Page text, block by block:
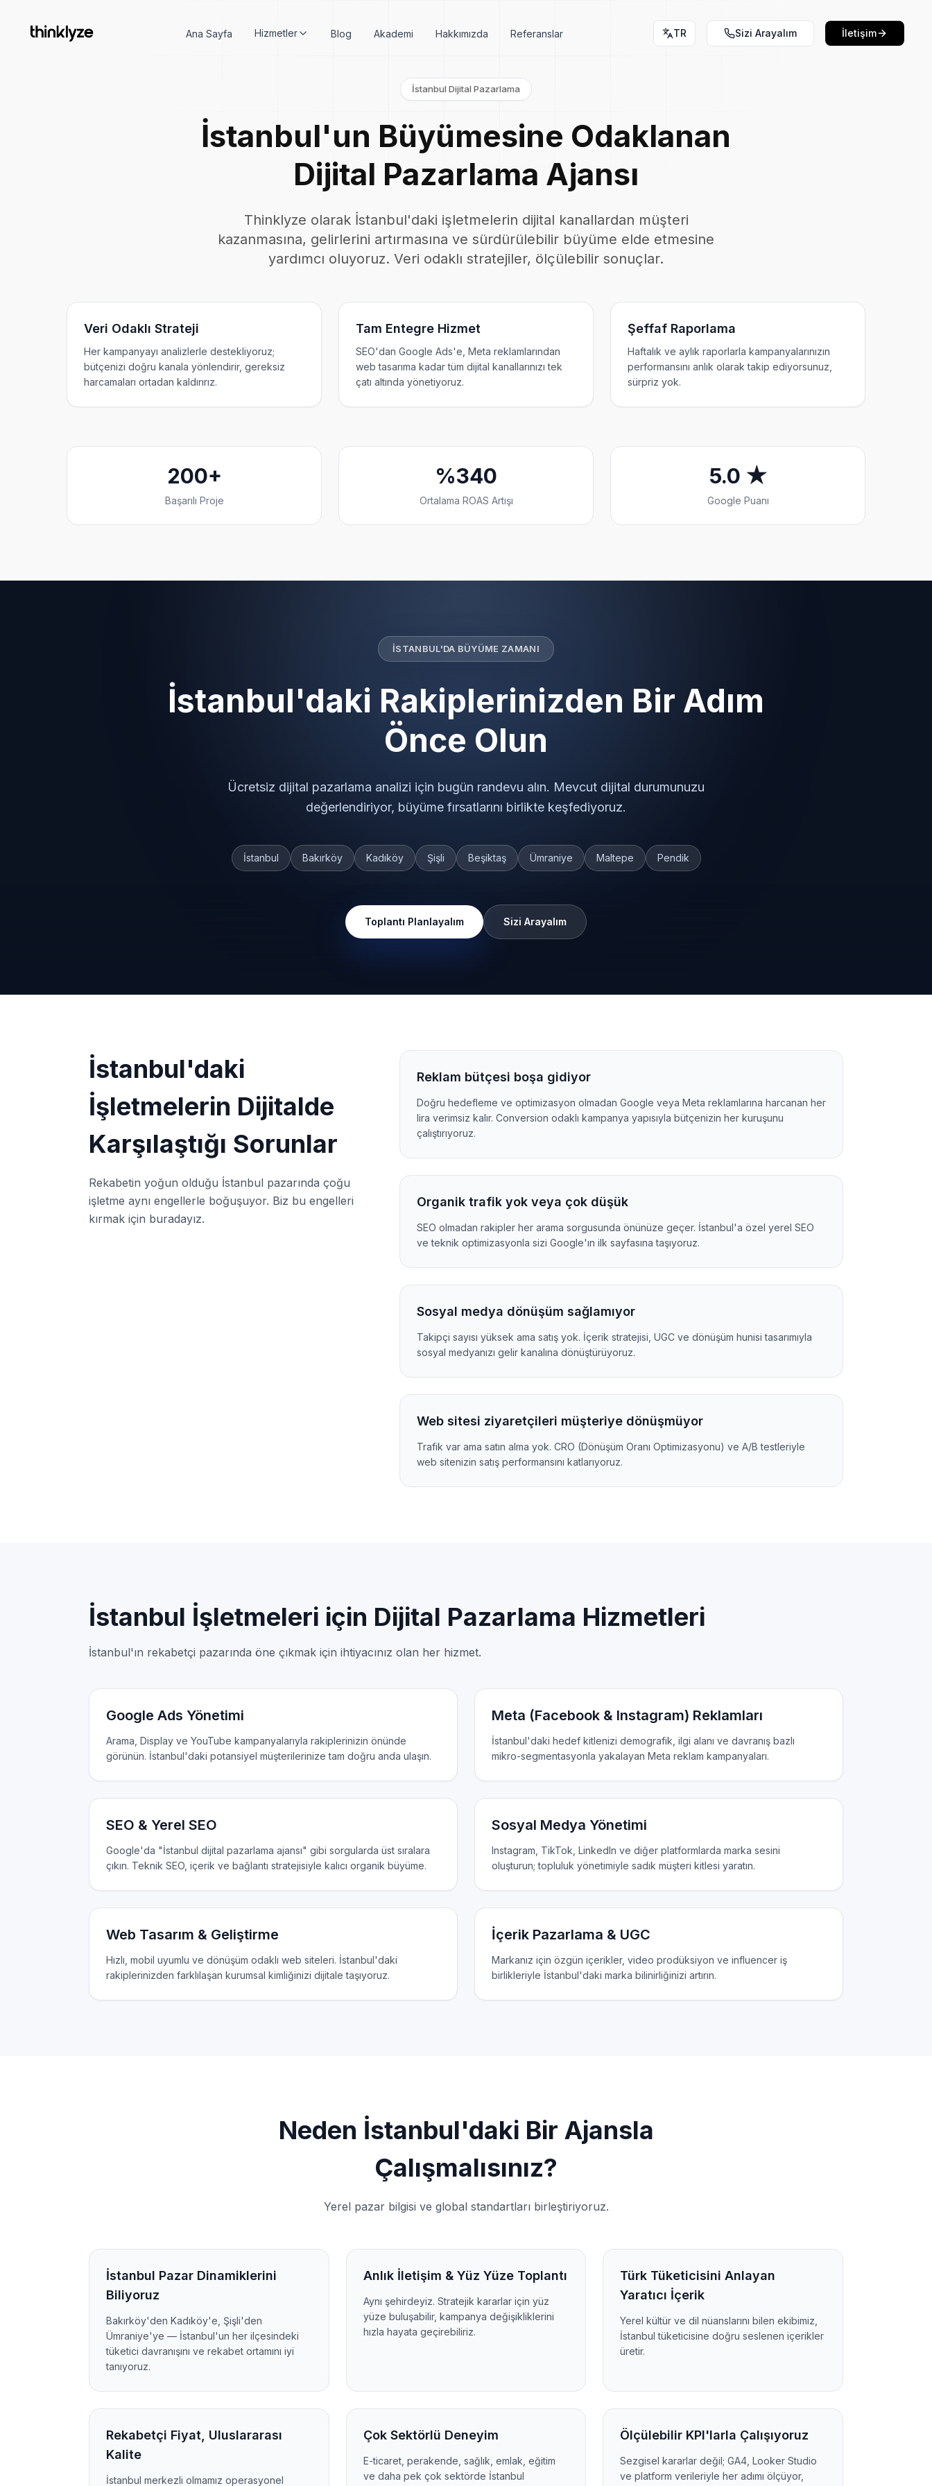
Ana Sayfa Hizmetler Blog Akademi Hakkımızda Referanslar TR Sizi Arayalım İletişim
İstanbul Dijital Pazarlama
İstanbul'un Büyümesine Odaklanan
Dijital Pazarlama Ajansı
Thinklyze olarak İstanbul'daki işletmelerin dijital kanallardan müşteri
kazanmasına, gelirlerini artırmasına ve sürdürülebilir büyüme elde etmesine
yardımcı oluyoruz. Veri odaklı stratejiler, ölçülebilir sonuçlar.
Veri Odaklı Strateji
Her kampanyayı analizlerle destekliyoruz;
bütçenizi doğru kanala yönlendirir, gereksiz
harcamaları ortadan kaldırırız.
Tam Entegre Hizmet
SEO'dan Google Ads'e, Meta reklamlarından
web tasarıma kadar tüm dijital kanallarınızı tek
çatı altında yönetiyoruz.
Şeffaf Raporlama
Haftalık ve aylık raporlarla kampanyalarınızın
performansını anlık olarak takip ediyorsunuz,
sürpriz yok.
200+
Başarılı Proje
%340
Ortalama ROAS Artışı
5.0 ★
Google Puanı
İSTANBUL'DA BÜYÜME ZAMANI
İstanbul'daki Rakiplerinizden Bir Adım
Önce Olun
Ücretsiz dijital pazarlama analizi için bugün randevu alın. Mevcut dijital durumunuzu
değerlendiriyor, büyüme fırsatlarını birlikte keşfediyoruz.
İstanbul Bakırköy Kadıköy Şişli Beşiktaş Ümraniye Maltepe Pendik
Toplantı Planlayalım Sizi Arayalım
İstanbul'daki
İşletmelerin Dijitalde
Karşılaştığı Sorunlar
Rekabetin yoğun olduğu İstanbul pazarında çoğu
işletme aynı engellerle boğuşuyor. Biz bu engelleri
kırmak için buradayız.
Reklam bütçesi boşa gidiyor
Doğru hedefleme ve optimizasyon olmadan Google veya Meta reklamlarına harcanan her
lira verimsiz kalır. Conversion odaklı kampanya yapısıyla bütçenizin her kuruşunu
çalıştırıyoruz.
Organik trafik yok veya çok düşük
SEO olmadan rakipler her arama sorgusunda önünüze geçer. İstanbul'a özel yerel SEO
ve teknik optimizasyonla sizi Google'ın ilk sayfasına taşıyoruz.
Sosyal medya dönüşüm sağlamıyor
Takipçi sayısı yüksek ama satış yok. İçerik stratejisi, UGC ve dönüşüm hunisi tasarımıyla
sosyal medyanızı gelir kanalına dönüştürüyoruz.
Web sitesi ziyaretçileri müşteriye dönüşmüyor
Trafik var ama satın alma yok. CRO (Dönüşüm Oranı Optimizasyonu) ve A/B testleriyle
web sitenizin satış performansını katlarıyoruz.
İstanbul İşletmeleri için Dijital Pazarlama Hizmetleri
İstanbul'ın rekabetçi pazarında öne çıkmak için ihtiyacınız olan her hizmet.
Google Ads Yönetimi
Arama, Display ve YouTube kampanyalarıyla rakiplerinizin önünde
görünün. İstanbul'daki potansiyel müşterilerinize tam doğru anda ulaşın.
Meta (Facebook & Instagram) Reklamları
İstanbul'daki hedef kitlenizi demografik, ilgi alanı ve davranış bazlı
mikro-segmentasyonla yakalayan Meta reklam kampanyaları.
SEO & Yerel SEO
Google'da "İstanbul dijital pazarlama ajansı" gibi sorgularda üst sıralara
çıkın. Teknik SEO, içerik ve bağlantı stratejisiyle kalıcı organik büyüme.
Sosyal Medya Yönetimi
Instagram, TikTok, LinkedIn ve diğer platformlarda marka sesini
oluşturun; topluluk yönetimiyle sadık müşteri kitlesi yaratın.
Web Tasarım & Geliştirme
Hızlı, mobil uyumlu ve dönüşüm odaklı web siteleri. İstanbul'daki
rakiplerinizden farklılaşan kurumsal kimliğinizi dijitale taşıyoruz.
İçerik Pazarlama & UGC
Markanız için özgün içerikler, video prodüksiyon ve influencer iş
birlikleriyle İstanbul'daki marka bilinirliğinizi artırın.
Neden İstanbul'daki Bir Ajansla
Çalışmalısınız?
Yerel pazar bilgisi ve global standartları birleştiriyoruz.
İstanbul Pazar Dinamiklerini
Biliyoruz
Bakırköy'den Kadıköy'e, Şişli'den
Ümraniye'ye — İstanbul'un her ilçesindeki
tüketici davranışını ve rekabet ortamını iyi
tanıyoruz.
Anlık İletişim & Yüz Yüze Toplantı
Aynı şehirdeyiz. Stratejik kararlar için yüz
yüze buluşabilir, kampanya değişikliklerini
hızla hayata geçirebiliriz.
Türk Tüketicisini Anlayan
Yaratıcı İçerik
Yerel kültür ve dil nüanslarını bilen ekibimiz,
İstanbul tüketicisine doğru seslenen içerikler
üretir.
Rekabetçi Fiyat, Uluslararası
Kalite
İstanbul merkezli olmamız operasyonel
Çok Sektörlü Deneyim
E-ticaret, perakende, sağlık, emlak, eğitim
ve daha pek çok sektörde İstanbul
Ölçülebilir KPI'larla Çalışıyoruz
Sezgisel kararlar değil; GA4, Looker Studio
ve platform verileriyle her adımı ölçüyor,